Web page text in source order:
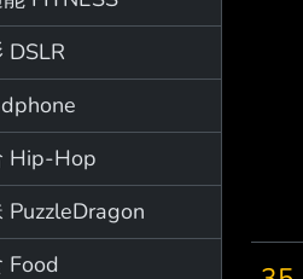
DSLR
Hip-Hop
Food